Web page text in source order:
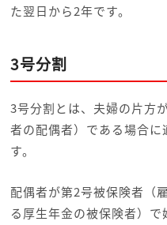
た翌日から2年です。
3号分割
3号分割とは、夫婦の片方
者の配偶者）である場合
す。
配偶者が第2号被保険者（
る厚生年金の被保険者）